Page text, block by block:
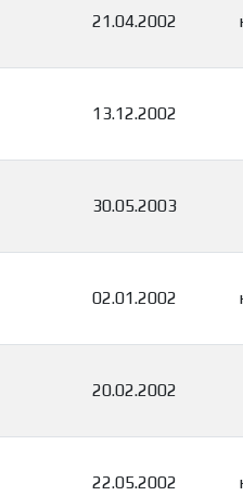
21.04.2002
13.12.2002
30.05.2003
02.01.2002
20.02.2002
22.05.2002